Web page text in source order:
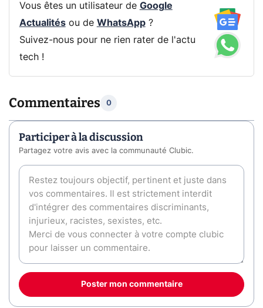
Vous êtes un utilisateur de Google
Actualitésou de WhatsApp?
Suivez-nous pour ne rien rater de l'actu
tech !
Commentaires 0
Participer à la discussion
Partagez votre avis avec la communauté Clubic.
Poster mon commentaire